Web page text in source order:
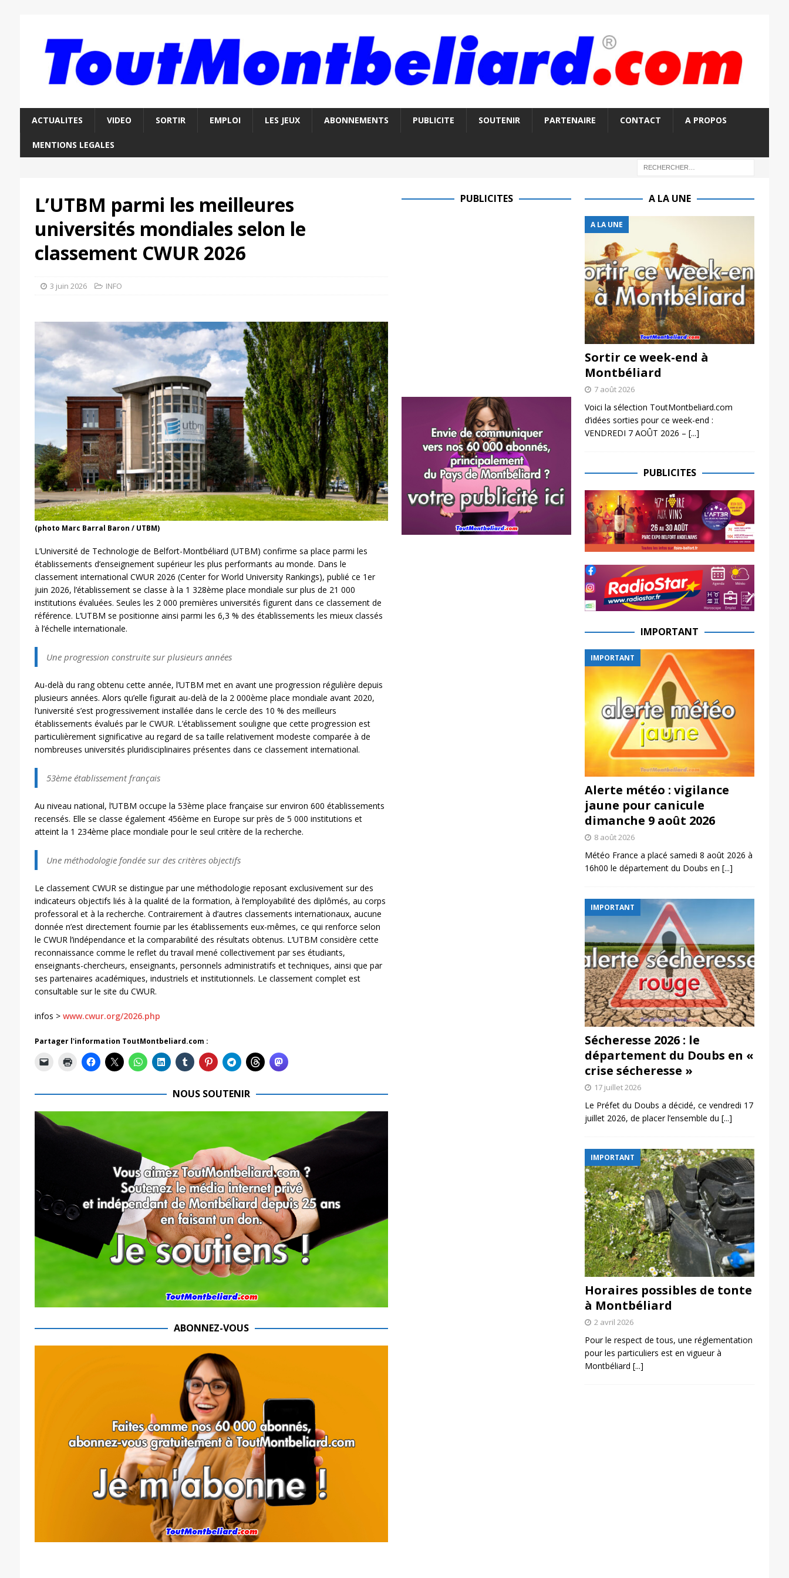
ACTUALITES VIDEO SORTIR EMPLOI LES JEUX ABONNEMENTS PUBLICITE SOUTENIR PARTENAIRE CONTACT A PROPOS
MENTIONS LEGALES
L’UTBM parmi les meilleures
universités mondiales selon le
classement CWUR 2026
3 juin 2026 INFO
(photo Marc Barral Baron / UTBM)
L’Université de Technologie de Belfort-Montbéliard (UTBM) confirme sa place parmi les
établissements d’enseignement supérieur les plus performants au monde. Dans le
classement international CWUR 2026 (Center for World University Rankings), publié ce 1er
juin 2026, l’établissement se classe à la 1 328ème place mondiale sur plus de 21 000
institutions évaluées. Seules les 2 000 premières universités figurent dans ce classement de
référence. L’UTBM se positionne ainsi parmi les 6,3 % des établissements les mieux classés
à l’échelle internationale.
Une progression construite sur plusieurs années
Au-delà du rang obtenu cette année, l’UTBM met en avant une progression régulière depuis
plusieurs années. Alors qu’elle figurait au-delà de la 2 000ème place mondiale avant 2020,
l’université s’est progressivement installée dans le cercle des 10 % des meilleurs
établissements évalués par le CWUR. L’établissement souligne que cette progression est
particulièrement significative au regard de sa taille relativement modeste comparée à de
nombreuses universités pluridisciplinaires présentes dans ce classement international.
53ème établissement français
Au niveau national, l’UTBM occupe la 53ème place française sur environ 600 établissements
recensés. Elle se classe également 456ème en Europe sur près de 5 000 institutions et
atteint la 1 234ème place mondiale pour le seul critère de la recherche.
Une méthodologie fondée sur des critères objectifs
Le classement CWUR se distingue par une méthodologie reposant exclusivement sur des
indicateurs objectifs liés à la qualité de la formation, à l’employabilité des diplômés, au corps
professoral et à la recherche. Contrairement à d’autres classements internationaux, aucune
donnée n’est directement fournie par les établissements eux-mêmes, ce qui renforce selon
le CWUR l’indépendance et la comparabilité des résultats obtenus. L’UTBM considère cette
reconnaissance comme le reflet du travail mené collectivement par ses étudiants,
enseignants-chercheurs, enseignants, personnels administratifs et techniques, ainsi que par
ses partenaires académiques, industriels et institutionnels. Le classement complet est
consultable sur le site du CWUR.
infos > www.cwur.org/2026.php
Partager l'information ToutMontbeliard.com :
NOUS SOUTENIR
ABONNEZ-VOUS
PUBLICITES A LA UNE
A LA UNE
Sortir ce week-end à
Montbéliard
7 août 2026
Voici la sélection ToutMontbeliard.com
d’idées sorties pour ce week-end :
VENDREDI 7 AOÛT 2026 – [...]
PUBLICITES
IMPORTANT
IMPORTANT
Alerte météo : vigilance
jaune pour canicule
dimanche 9 août 2026
8 août 2026
Météo France a placé samedi 8 août 2026 à
16h00 le département du Doubs en [...]
IMPORTANT
Sécheresse 2026 : le
département du Doubs en «
crise sécheresse »
17 juillet 2026
Le Préfet du Doubs a décidé, ce vendredi 17
juillet 2026, de placer l’ensemble du [...]
IMPORTANT
Horaires possibles de tonte
à Montbéliard
2 avril 2026
Pour le respect de tous, une réglementation
pour les particuliers est en vigueur à
Montbéliard [...]